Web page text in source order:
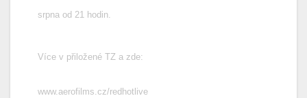
srpna od 21 hodin.
Více v přiložené TZ a zde:
www.aerofilms.cz/redhotlive